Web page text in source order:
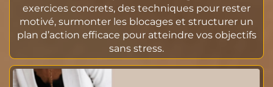
exercices concrets, des techniques pour rester
motivé, surmonter les blocages et structurer un
plan d’action efficace pour atteindre vos objectifs
sans stress.